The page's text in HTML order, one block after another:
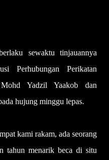
sewaktu tinjauannya
Perhubungan Perikatan
Yadzil Yaakob dan
hujung minggu lepas.
kami rakam, ada seorang
tahun menarik beca di situ